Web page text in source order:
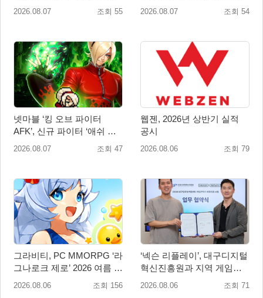
오픈
2026.08.07 조회 55
시즌 시작
2026.08.07 조회 54
넷마블 ‘킹 오브 파이터
AFK’, 신규 파이터 ‘애쉬 크
림존’ 업데이트
2026.08.07 조회 47
웹젠, 2026년 상반기 실적
공시
2026.08.06 조회 79
그라비티, PC MMORPG ‘라
그나로크 제로’ 2026 여름 프
로모션 진행!
2026.08.06 조회 156
‘넥슨 리플레이’, 대구디지털
혁신진흥원과 지역 게임산
업 육성 위한 업무협약 체결
2026.08.06 조회 71